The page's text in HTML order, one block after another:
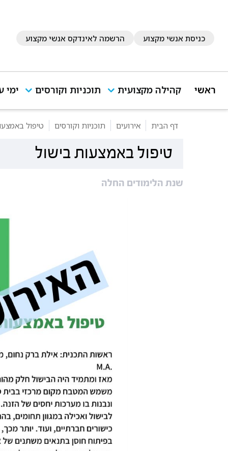
כניסת אנשי מקצוע הרשמה לאינדקס אנשי מקצוע
ראשי קהילה מקצועית תוכניות וקורסים ימי
דף הבית אירועים תוכניות וקורסים טיפול
טיפול באמצעות בישול
שנת הלימודים החלה